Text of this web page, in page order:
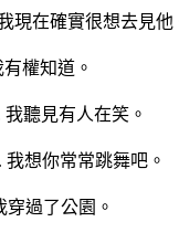
現在確實很想去見他
有權知道。
我聽見有人在笑。
我想你常常跳舞吧。
穿過了公園。